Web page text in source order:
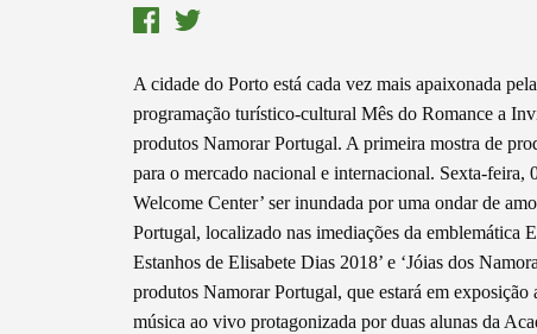
A cidade do Porto está cada vez mais apaixonada
programação turístico-cultural Mês do Romance a
produtos Namorar Portugal. A primeira mostra de
para o mercado nacional e internacional. Sexta-
Welcome Center’ ser inundada por uma ondar de
Portugal, localizado nas imediações da emblemática
Estanhos de Elisabete Dias 2018’ e ‘Jóias dos
produtos Namorar Portugal, que estará em
música ao vivo protagonizada por duas alunas da